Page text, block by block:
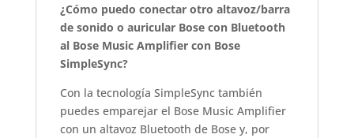
¿Cómo puedo conectar otro altavoz/barra
de sonido o auricular Bose con Bluetooth
al Bose Music Amplifier con Bose
SimpleSync?
Con la tecnología SimpleSync también
puedes emparejar el Bose Music Amplifier
con un altavoz Bluetooth de Bose y, por